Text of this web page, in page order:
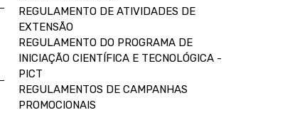
REGULAMENTO DE ATIVIDADES DE
EXTENSÃO
REGULAMENTO DO PROGRAMA DE
INICIAÇÃO CIENTÍFICA E TECNOLÓGICA -
PICT
REGULAMENTOS DE CAMPANHAS
PROMOCIONAIS